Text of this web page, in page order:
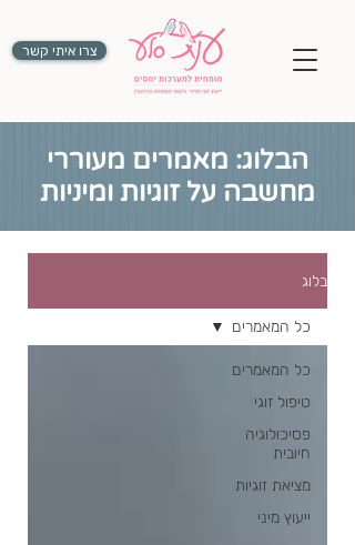
צרו איתי קשר
הבלוג: מאמרים מעוררי
מחשבה על זוגיות ומיניות
בלוג
כל המאמרים
טיפול זוגי
פסיכולוגיה
חיובית
מציאת זוגיות
ייעוץ מיני
כל המאמרים